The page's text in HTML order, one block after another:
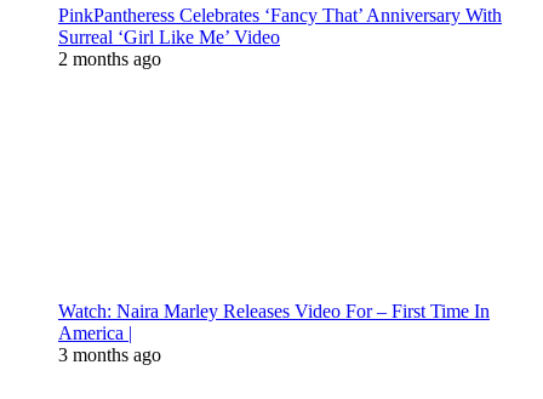
PinkPantheress Celebrates ‘Fancy That’ Anniversary With
Surreal ‘Girl Like Me’ Video
2 months ago
Watch: Naira Marley Releases Video For – First Time In
America |
3 months ago